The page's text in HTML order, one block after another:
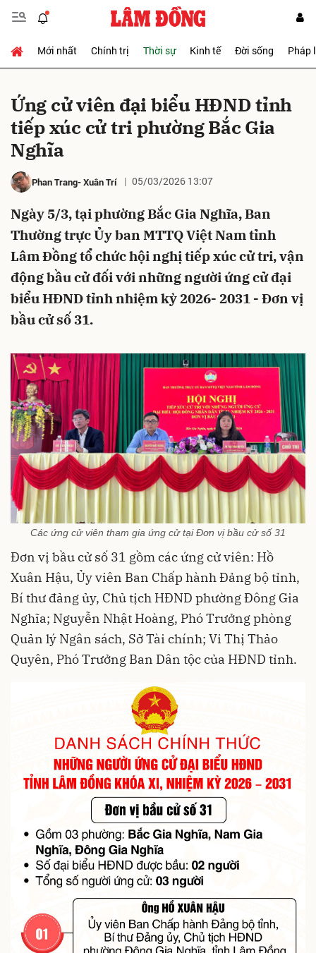
Mới nhất Chính trị Thời sự Kinh tế Đời sống Pháp
Ứng cử viên đại biểu HĐND tỉnh
tiếp xúc cử tri phường Bắc Gia
Nghĩa
Phan Trang- Xuân Trí 05/03/2026 13:07
Ngày 5/3, tại phường Bắc Gia Nghĩa, Ban
Thường trực Ủy ban MTTQ Việt Nam tỉnh
Lâm Đồng tổ chức hội nghị tiếp xúc cử tri, vận
động bầu cử đối với những người ứng cử đại
biểu HĐND tỉnh nhiệm kỳ 2026- 2031 - Đơn vị
bầu cử số 31.
Các ứng cử viên tham gia ứng cử tại Đơn vị bầu cử số 31
Đơn vị bầu cử số 31 gồm các ứng cử viên: Hồ
Xuân Hậu, Ủy viên Ban Chấp hành Đảng bộ tỉnh,
Bí thư đảng ủy, Chủ tịch HĐND phường Đông Gia
Nghĩa; Nguyễn Nhật Hoàng, Phó Trưởng phòng
Quản lý Ngân sách, Sở Tài chính; Vi Thị Thảo
Quyên, Phó Trưởng Ban Dân tộc của HĐND tỉnh.
Gửi bình luận
Hủy